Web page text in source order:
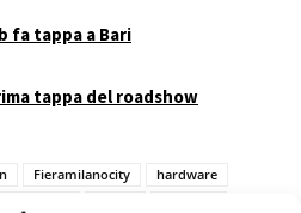
fa tappa a Bari
tappa del roadshow
Fieramilanocity
hardware